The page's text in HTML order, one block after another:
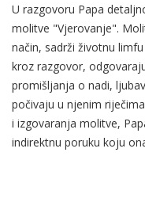
U razgovoru Papa
molitve "Vjerovanje".
način, sadrži životnu
kroz razgovor,
promišljanja o nadi,
počivaju u njenim
i izgovaranja molitve,
indirektnu poruku koju